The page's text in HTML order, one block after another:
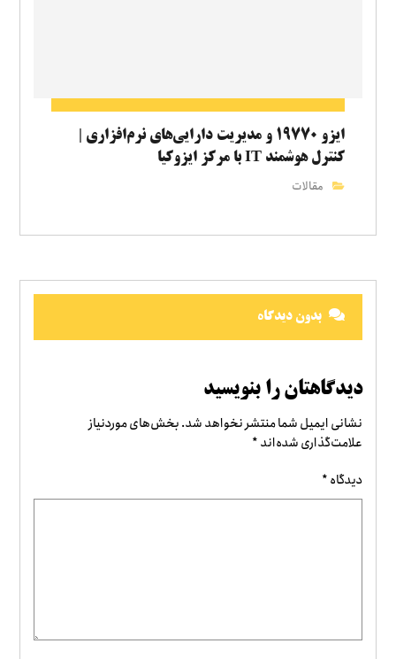
ایزو ۱۹۷۷۰ و مدیریت دارایی‌های نرم‌افزاری |
کنترل هوشمند IT با مرکز ایزوکیا
مقالات
بدون دیدگاه
دیدگاهتان را بنویسید
نشانی ایمیل شما منتشر نخواهد شد.بخش‌های موردنیاز
علامت‌گذاری شده‌اند*
دیدگاه*